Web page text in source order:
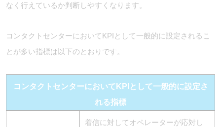
なく行えているか判断しやすくなります。
コンタクトセンターにおいてKPIとして一般的に設定されるこ
とが多い指標は以下のとおりです。
コンタクトセンターにおいてKPIとして一般的に設定さ
れる指標
着信に対してオペレーターが応対し